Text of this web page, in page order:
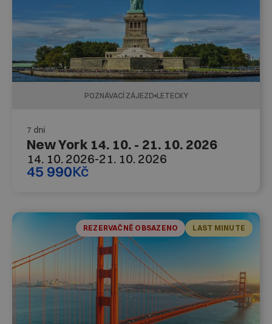
POZNÁVACÍ ZÁJEZD LETECKY
7 dní
New York 14. 10. - 21. 10. 2026
14. 10. 2026-21. 10. 2026
45 990Kč
REZERVAČNĚ OBSAZENO LAST MINUTE